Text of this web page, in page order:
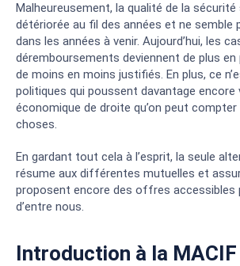
Malheureusement, la qualité de la sécurité
détériorée au fil des années et ne semble
dans les années à venir. Aujourd’hui, les
déremboursements deviennent de plus
de moins en moins justifiés. En plus, ce
politiques qui poussent davantage encore
économique de droite qu’on peut
choses.
En gardant tout cela à l’esprit, la seule
résume aux différentes mutuelles et
proposent encore des offres accessibles
d’entre nous.
Introduction à la MACIF